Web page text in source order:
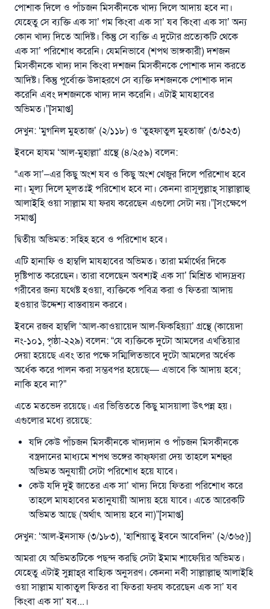
পোশাক দিলে ও পাঁচজন মিসকীনকে খাদ্য দিলে আদায় হবে না।
যেহেতু সে ব্যক্তি এক সা’ গম কিংবা এক সা’ যব কিংবা এক সা’ অন্য
কোন খাদ্য দিতে আদিষ্ট। কিন্তু সে ব্যক্তি এ দুটোর প্রত্যেকটি থেকে
এক সা’ পরিশোধ করেনি। যেমনিভাবে (শপথ ভাঙ্গকারী) দশজন
মিসকীনকে খাদ্য দান কিংবা দশজন মিসকীনকে পোশাক দান করতে
আদিষ্ট। কিন্তু পূর্বোক্ত উদাহরণে সে ব্যক্তি দশজনকে পোশাক দান
করেনি এবং দশজনকে খাদ্য দান করেনি। এটাই মাযহাবের
অভিমত।”[সমাপ্ত]
দেখুন: ‘মুগনিল মুহতাজ’ (২/১১৮) ও ‘তুহফাতুল মুহতাজ’ (৩/৩২৩)
ইবনে হাযম ‘আল-মুহাল্লা’ গ্রন্থে (৪/২৫৯) বলেন:
“এক সা’–এর কিছু অংশ যব ও কিছু অংশ খেজুর দিলে পরিশোধ হবে
না। মূল্য দিলে মূলতঃই পরিশোধ হবে না। কেননা রাসূলুল্লাহ্‌ সাল্লাল্লাহু
আলাইহি ওয়া সাল্লাম যা ফরয করেছেন এগুলো সেটা নয়।”[সংক্ষেপে
সমাপ্ত]
দ্বিতীয় অভিমত: সহিহ হবে ও পরিশোধ হবে।
এটি হানাফি ও হাম্বলি মাযহাবের অভিমত। তারা মর্মার্থের দিকে
দৃষ্টিপাত করেছেন। তারা বলেছেন অবশ্যই এক সা’ মিশ্রিত খাদ্যদ্রব্য
গরীবের জন্য যথেষ্ট হওয়া, ব্যক্তিকে পবিত্র করা ও ফিতরা আদায়
হওয়ার উদ্দেশ্য বাস্তবায়ন করবে।
ইবনে রজব হাম্বলি ‘আল-কাওয়ায়েদ আল-ফিকহিয়্যা’ গ্রন্থে (কায়েদা
নং-১০১, পৃষ্ঠা-২২৯) বলেন: “যে ব্যক্তিকে দুটো আমলের এখতিয়ার
দেয়া হয়েছে এবং তার পক্ষে সম্মিলিতভাবে দুটো আমলের অর্ধেক
অর্ধেক করে পালন করা সম্ভবপর হয়েছে— এভাবে কি আদায় হবে;
নাকি হবে না?”
এতে মতভেদ রয়েছে। এর ভিত্তিততে কিছু মাসয়ালা উৎপন্ন হয়।
এগুলোর মধ্যে রয়েছে:
যদি কেউ পাঁচজন মিসকীনকে খাদ্যদান ও পাঁচজন মিসকীনকে
বস্ত্রদানের মাধ্যমে শপথ ভঙ্গের কাফ্‌ফারা দেয় তাহলে মশহুর
অভিমত অনুযায়ী সেটা পরিশোধ হয়ে যাবে।
কেউ যদি দুই জাতের এক সা’ খাদ্য দিয়ে ফিতরা পরিশোধ করে
তাহলে মাযহাবের মতানুযায়ী আদায় হয়ে যাবে। এতে আরেকটি
অভিমত আছে (অর্থাৎ আদায় হবে না)”[সমাপ্ত]
দেখুন: ‘আল-ইনসাফ (৩/১৮৩), ‘হাশিয়াতু ইবনে আবেদিন’ (২/৩৬৫)]
আমরা যে অভিমতটিকে পছন্দ করছি সেটা ইমাম শাফেয়ির অভিমত।
যেহেতু এটাই সুন্নাহ্‌র বাহ্যিক অনুসরণ। কেননা নবী সাল্লাল্লাহু আলাইহি
ওয়া সাল্লাম যাকাতুল ফিতর বা ফিতরা ফরয করেছেন এক সা’ যব
কিংবা এক সা’ যব...।
উত্তর নম্বর ১১০৮৪৫ একটি বিবাহ রক্ষা
রাসূল সাল্লাল্লাহু আলাইহি ওয়া সাল্লাম বলেছেন
যে ব্যক্তি সৎ কর্মের পথ দেখাবে সে সৎকর্মকারীর সমান
সওয়াব পাবে
(সহিহ মুসলিম; ১৮৯৩)
এখনই শরীক হোন